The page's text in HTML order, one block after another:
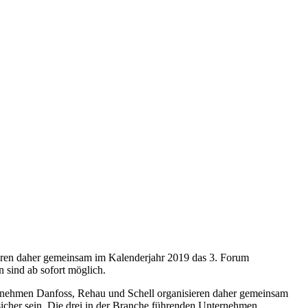
daher gemeinsam im Kalenderjahr 2019 das 3. Forum
sind ab sofort möglich.
Danfoss, Rehau und Schell organisieren daher gemeinsam
sein. Die drei in der Branche führenden Unternehmen